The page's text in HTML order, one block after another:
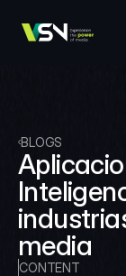
VSN Crea
VSN One TV
VSN Arena
VSNExplorer +
Media
VSNExplorer +
Media
VSNExplorer
News & Live
VSN
Smart
Company
BLOGS
media
CONTENT